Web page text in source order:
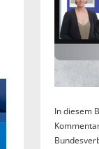
In diesem